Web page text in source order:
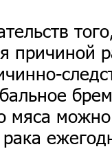
причиной
мяса
рака